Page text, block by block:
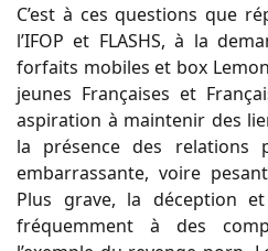
C’est à ces questions que
l’IFOP et FLASHS, à la
forfaits mobiles et box
jeunes Françaises et
aspiration à maintenir des
la présence des relations
embarrassante, voire
Plus grave, la déception
fréquemment à des